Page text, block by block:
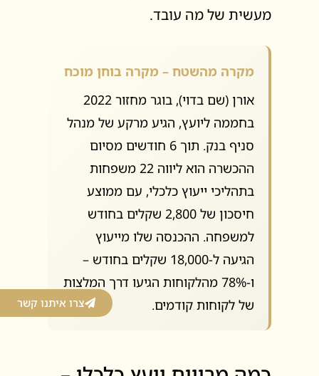
מעשית של מה עובד.
מקרה מהשטח – מקרה בוחן מוכח
אורן (שם בדוי), בוגר מחזור 2022
בחממה ליועץ, הגיע מרקע של מנהל
סניף בנק. תוך 6 חודשים מסיום
ההכשרה הוא ליווה 22 משפחות
בתהליכי ייעוץ כלכלי, עם ממוצע
חיסכון של 2,800 שקלים בחודש
למשפחה. ההכנסה שלו מייעוץ
הגיעה ל-18,000 שקלים בחודש –
ו-78% מהלקוחות הגיעו דרך המלצות
של לקוחות קודמים.
צרו איתנו קשר